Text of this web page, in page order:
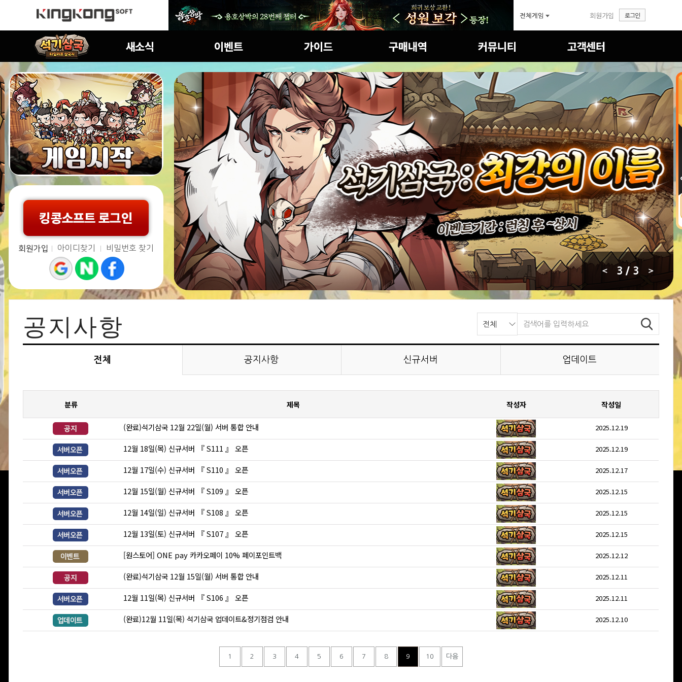
회원가입 로그인
공지사항
초보자가이드
세계관
게임특징
캐릭터 소개
아이템확률
구매내역
마일리지상점
자유게시판
공략&TIP
이미지게시판
FAQ
답변확인
회원가입 아이디찾기 비밀번호 찾기
3 / 3
공지사항
전체 공지사항 신규서버 업데이트
분류 제목 작성자 작성일
(완료)석기삼국 12월 22일(월) 서버 통합 안내 2025.12.19
12월 18일(목) 신규서버 『 S111 』 오픈 2025.12.19
12월 17일(수) 신규서버 『 S110 』 오픈 2025.12.17
12월 15일(월) 신규서버 『 S109 』 오픈 2025.12.15
12월 14일(일) 신규서버 『 S108 』 오픈 2025.12.15
12월 13일(토) 신규서버 『 S107 』 오픈 2025.12.15
[원스토어] ONE pay 카카오페이 10% 페이포인트백 2025.12.12
(완료)석기삼국 12월 15일(월) 서버 통합 안내 2025.12.11
12월 11일(목) 신규서버 『 S106 』 오픈 2025.12.11
(완료)12월 11일(목) 석기삼국 업데이트&정기점검 안내 2025.12.10
1 2 3 4 5 6 7 8 9 10 다음